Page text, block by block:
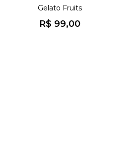
Gelato Fruits
R$ 99,00